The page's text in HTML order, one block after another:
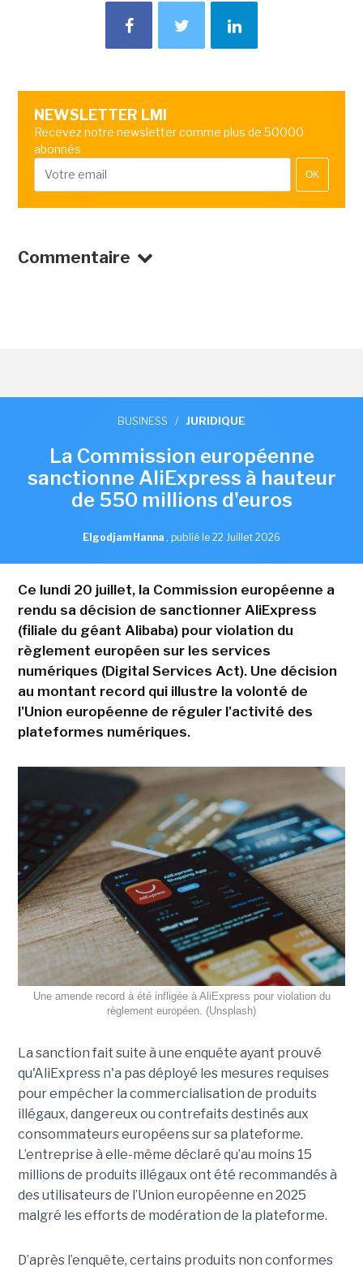
NEWSLETTER LMI
Recevez notre newsletter comme plus de 50000
abonnés
OK
Commentaire
BUSINESS / JURIDIQUE
La Commission européenne
sanctionne AliExpress à hauteur
de 550 millions d'euros
Elgodjam Hanna , publié le 22 Juillet 2026
Ce lundi 20 juillet, la Commission européenne a
rendu sa décision de sanctionner AliExpress
(filiale du géant Alibaba) pour violation du
règlement européen sur les services
numériques (Digital Services Act). Une décision
au montant record qui illustre la volonté de
l'Union européenne de réguler l'activité des
plateformes numériques.
Une amende record à été infligée à AliExpress pour violation du
règlement européen. (Unsplash)
La sanction fait suite à une enquête ayant prouvé
qu'AliExpress n'a pas déployé les mesures requises
pour empêcher la commercialisation de produits
illégaux, dangereux ou contrefaits destinés aux
consommateurs européens sur sa plateforme.
L’entreprise à elle-même déclaré qu’au moins 15
millions de produits illégaux ont été recommandés à
des utilisateurs de l’Union européenne en 2025
malgré les efforts de modération de la plateforme.
D’après l’enquête, certains produits non conformes